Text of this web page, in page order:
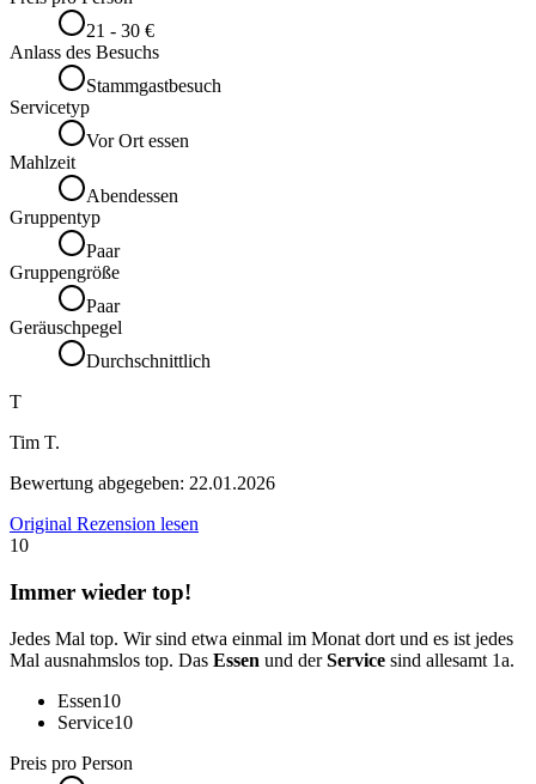
21 - 30 €
Anlass des Besuchs
Stammgastbesuch
Servicetyp
Vor Ort essen
Mahlzeit
Abendessen
Gruppentyp
Paar
Gruppengröße
Paar
Geräuschpegel
Durchschnittlich
T
Tim T.
Bewertung abgegeben: 22.01.2026
Original Rezension lesen
10
Immer wieder top!
Jedes Mal top. Wir sind etwa einmal im Monat dort und es ist jedes
Mal ausnahmslos top. Das Essen und derService sind allesamt 1a.
Essen10
Service10
Preis pro Person